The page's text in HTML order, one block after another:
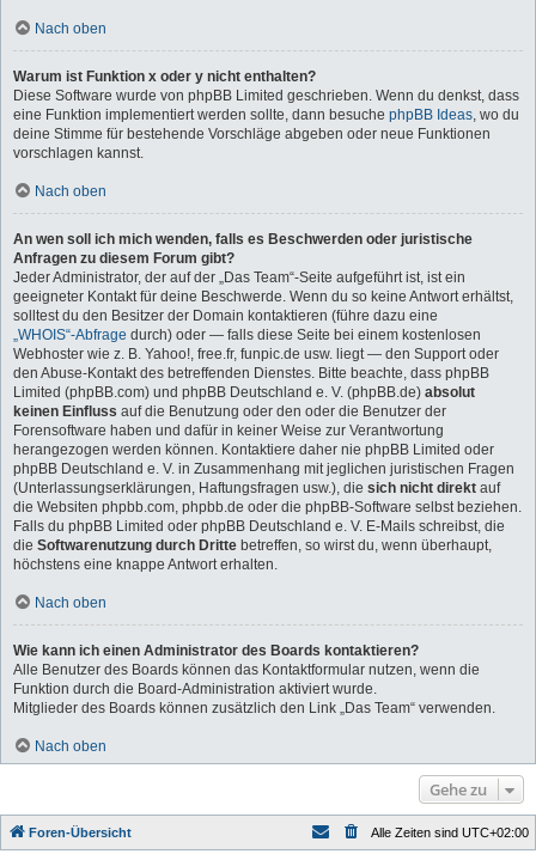
Nach oben
Warum ist Funktion x oder y nicht enthalten?
Diese Software wurde von phpBB Limited geschrieben. Wenn du denkst, dass
eine Funktion implementiert werden sollte, dann besuche phpBB Ideas, wo du
deine Stimme für bestehende Vorschläge abgeben oder neue Funktionen
vorschlagen kannst.
Nach oben
An wen soll ich mich wenden, falls es Beschwerden oder juristische
Anfragen zu diesem Forum gibt?
Jeder Administrator, der auf der „Das Team“-Seite aufgeführt ist, ist ein
geeigneter Kontakt für deine Beschwerde. Wenn du so keine Antwort erhältst,
solltest du den Besitzer der Domain kontaktieren (führe dazu eine
„WHOIS“-Abfrage durch) oder — falls diese Seite bei einem kostenlosen
Webhoster wie z. B. Yahoo!, free.fr, funpic.de usw. liegt — den Support oder
den Abuse-Kontakt des betreffenden Dienstes. Bitte beachte, dass phpBB
Limited (phpBB.com) und phpBB Deutschland e. V. (phpBB.de) absolut
keinen Einfluss auf die Benutzung oder den oder die Benutzer der
Forensoftware haben und dafür in keiner Weise zur Verantwortung
herangezogen werden können. Kontaktiere daher nie phpBB Limited oder
phpBB Deutschland e. V. in Zusammenhang mit jeglichen juristischen Fragen
(Unterlassungserklärungen, Haftungsfragen usw.), die sich nicht direkt auf
die Websiten phpbb.com, phpbb.de oder die phpBB-Software selbst beziehen.
Falls du phpBB Limited oder phpBB Deutschland e. V. E-Mails schreibst, die
die Softwarenutzung durch Dritte betreffen, so wirst du, wenn überhaupt,
höchstens eine knappe Antwort erhalten.
Nach oben
Wie kann ich einen Administrator des Boards kontaktieren?
Alle Benutzer des Boards können das Kontaktformular nutzen, wenn die
Funktion durch die Board-Administration aktiviert wurde.
Mitglieder des Boards können zusätzlich den Link „Das Team“ verwenden.
Nach oben
Gehe zu
Foren-Übersicht Alle Zeiten sind UTC+02:00